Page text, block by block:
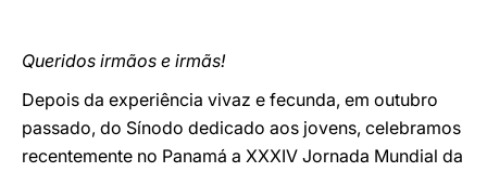
Queridos irmãos e irmãs!
Depois da experiência vivaz e fecunda, em outubro
passado, do Sínodo dedicado aos jovens, celebramos
recentemente no Panamá a XXXIV Jornada Mundial da